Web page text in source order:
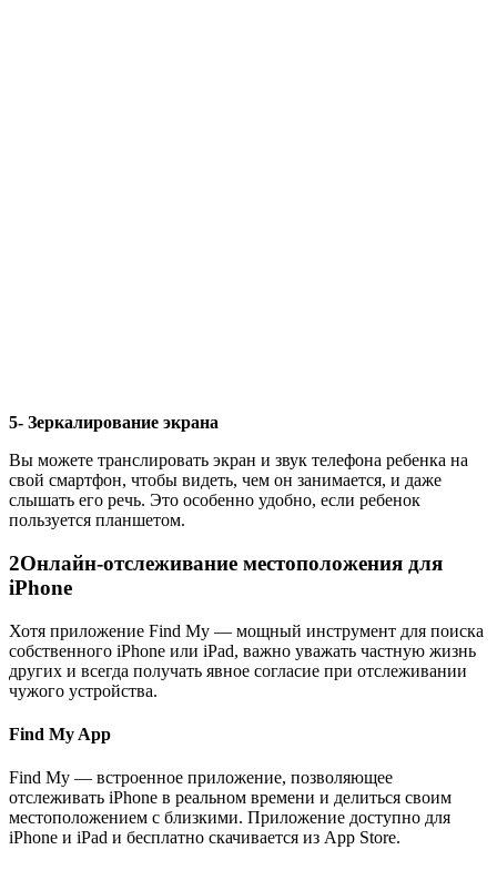
5- Зеркалирование экрана
Вы можете транслировать экран и звук телефона ребенка на
свой смартфон, чтобы видеть, чем он занимается, и даже
слышать его речь. Это особенно удобно, если ребенок
пользуется планшетом.
2Онлайн-отслеживание местоположения для
iPhone
Хотя приложение Find My — мощный инструмент для поиска
собственного iPhone или iPad, важно уважать частную жизнь
других и всегда получать явное согласие при отслеживании
чужого устройства.
Find My App
Find My — встроенное приложение, позволяющее
отслеживать iPhone в реальном времени и делиться своим
местоположением с близкими. Приложение доступно для
iPhone и iPad и бесплатно скачивается из App Store.